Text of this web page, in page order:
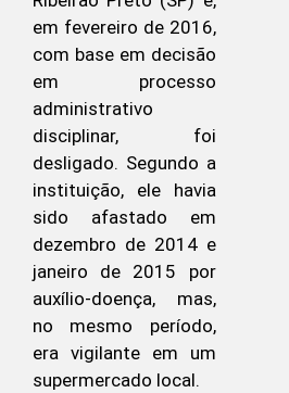
em fevereiro de 2016,
com base em decisão
em processo
administrativo
disciplinar, foi
desligado. Segundo a
instituição, ele havia
sido afastado em
dezembro de 2014 e
janeiro de 2015 por
auxílio-doença, mas,
no mesmo período,
era vigilante em um
supermercado local.